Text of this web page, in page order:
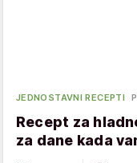
JEDNOSTAVNI RECEPTI
Recept za
za dane kada